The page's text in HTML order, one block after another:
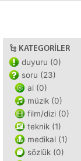
KATEGORILER
duyuru (0)
soru (23)
ai (0)
müzik (0)
film/dizi (0)
teknik (1)
medikal (1)
sözlük (0)